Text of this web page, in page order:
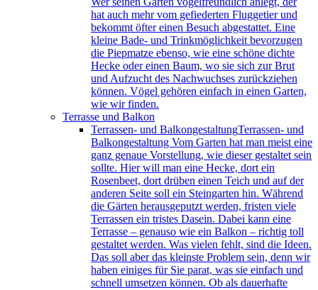
hat auch mehr vom gefiederten Fluggetier und
bekommt öfter einen Besuch abgestattet. Eine
kleine Bade- und Trinkmöglichkeit bevorzugen
die Piepmatze ebenso, wie eine schöne dichte
Hecke oder einen Baum, wo sie sich zur Brut
und Aufzucht des Nachwuchses zurückziehen
können. Vögel gehören einfach in einen Garten,
wie wir finden.
Terrasse und Balkon
Terrassen- und BalkongestaltungTerrassen- und
Balkongestaltung Vom Garten hat man meist eine
ganz genaue Vorstellung, wie dieser gestaltet sein
sollte. Hier will man eine Hecke, dort ein
Rosenbeet, dort drüben einen Teich und auf der
anderen Seite soll ein Steingarten hin. Während
die Gärten herausgeputzt werden, fristen viele
Terrassen ein tristes Dasein. Dabei kann eine
Terrasse – genauso wie ein Balkon – richtig toll
gestaltet werden. Was vielen fehlt, sind die Ideen.
Das soll aber das kleinste Problem sein, denn wir
haben einiges für Sie parat, was sie einfach und
schnell umsetzen können. Ob als dauerhafte